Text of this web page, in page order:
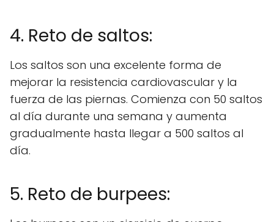
4. Reto de saltos:
Los saltos son una excelente forma de
mejorar la resistencia cardiovascular y la
fuerza de las piernas. Comienza con 50 saltos
al día durante una semana y aumenta
gradualmente hasta llegar a 500 saltos al
día.
5. Reto de burpees: